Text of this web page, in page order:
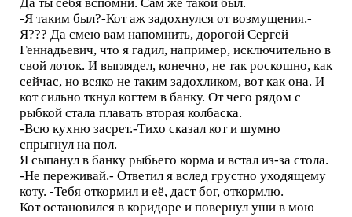
-Я таким был?-Кот аж задохнулся от возмущения.-
Я??? Да смею вам напомнить, дорогой Сергей
Геннадьевич, что я гадил, например, исключительно в
свой лоток. И выглядел, конечно, не так роскошно, как
сейчас, но всяко не таким задохликом, вот как она. И
кот сильно ткнул когтем в банку. От чего рядом с
рыбкой стала плавать вторая колбаска.
-Всю кухню засрет.-Тихо сказал кот и шумно
спрыгнул на пол.
Я сыпанул в банку рыбьего корма и встал из-за стола.
-Не переживай.- Ответил я вслед грустно уходящему
коту. -Тебя откормил и её, даст бог, откормлю.
Кот остановился в коридоре и повернул уши в мою